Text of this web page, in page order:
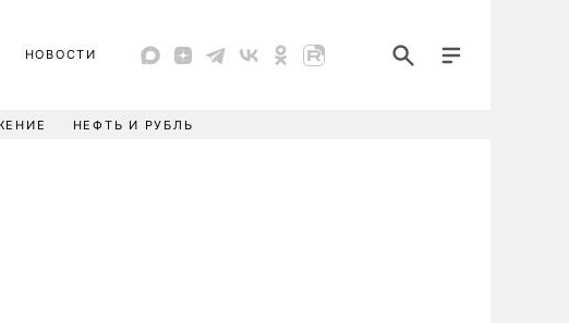
НОВОСТИ
НЕФТЬ И РУБЛЬ